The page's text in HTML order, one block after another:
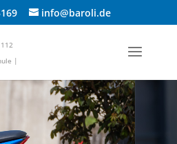
info@baroli.de